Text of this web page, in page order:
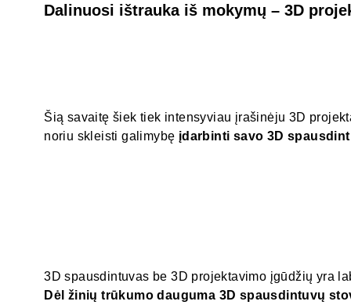
Dalinuosi ištrauka iš mokymų – 3D
Šią savaitę šiek tiek intensyviau įrašinėju 3D
noriu skleisti galimybę įdarbinti savo 3D
3D spausdintuvas be 3D projektavimo įgūdžių yra
Dėl žinių trūkumo dauguma 3D spausdintuvų